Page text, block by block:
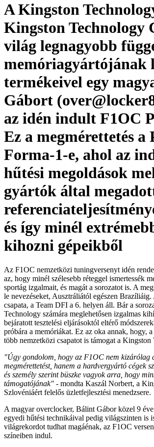
A Kingston
Kingston Technology
világ legnagyobb
memóriagyártójának
termékeivel egy
Gábort
az idén indult F1OC
Ez a megmérettetés
Forma-1-e, ahol az
hűtési megoldások
gyártók által
és így minél
kihozni gépeikből
Az F1OC nemzetközi tuningversenyt idén
az, hogy minél szélesebb réteggel ismertessék
sportág izgalmait, és magát a sorozatot is. A
le nevezéseket, Ausztráliától egészen
csapata, a Team DFI a 6. helyen áll. Bár a
Technology számára meglehetősen izgalmas
bejáratott tesztelési eljárásoktól eltérő
próbára a memóriákat. Ez az oka annak, hogy,
több nemzetközi csapatot is támogat a Kingston
"Úgy gondolom, hogy az F1OC nem kizárólag
megmérettetést, hanem a hardvergyártó cégek
és személy szerint büszke vagyok arra, hogy
támogatójának" - mondta Kaszál Norbert, a
Szlovéniáért felelős üzletfejlesztési menedzsere.
A magyar overclocker, Bálint Gábor közel 9
egyedi hűtési technikáival pedig világszinten is
világrekordot tudhat magáénak, az F1OC
színeiben indul.